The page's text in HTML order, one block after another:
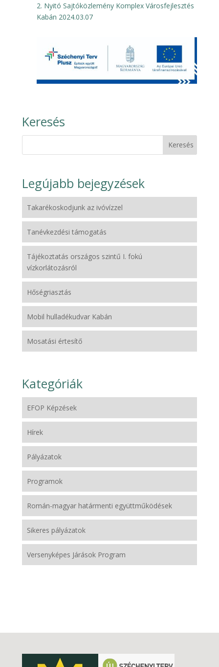
2. Nyitó Sajtóközlemény Komplex Városfejlesztés
Kabán 2024.03.07
Keresés
Legújabb bejegyzések
Takarékoskodjunk az ivóvízzel
Tanévkezdési támogatás
Tájékoztatás országos szintű I. fokú
vízkorlátozásról
Hőségriasztás
Mobil hulladékudvar Kabán
Mosatási értesítő
Kategóriák
EFOP Képzések
Hírek
Pályázatok
Programok
Román-magyar határmenti együttműködések
Sikeres pályázatok
Versenyképes Járások Program